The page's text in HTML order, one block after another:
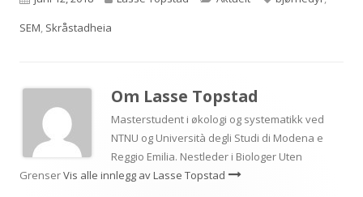
SEM, Skråstadheia
Om Lasse Topstad
Masterstudent i økologi og systematikk ved
NTNU og Università degli Studi di Modena e
Reggio Emilia. Nestleder i Biologer Uten
GrenserVis alle innlegg av Lasse Topstad